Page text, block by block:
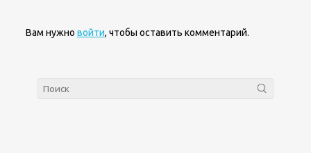
Вам нужно войти, чтобы оставить комментарий.